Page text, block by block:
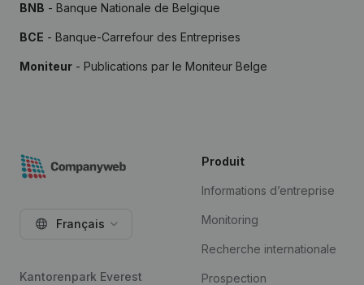
BNB - Banque Nationale de Belgique
BCE - Banque-Carrefour des Entreprises
Moniteur - Publications par le Moniteur Belge
Français
Kantorenpark Everest
Produit
Informations d’entreprise
Monitoring
Recherche internationale
Prospection